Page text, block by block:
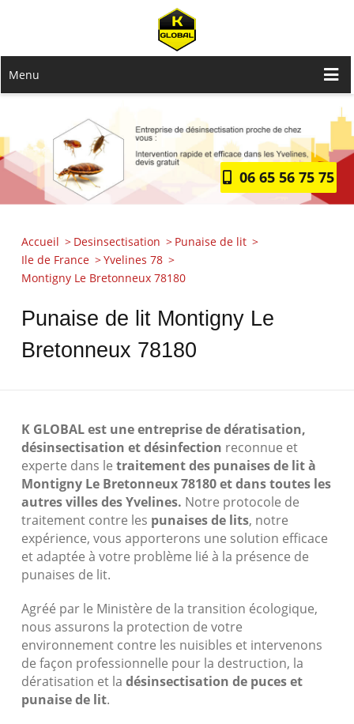
Menu
06 65 56 75 75
Accueil Desinsectisation
Punaise de lit
Ile de France
Yvelines 78
Montigny Le Bretonneux 78180
Punaise de lit Montigny Le
Bretonneux 78180
K GLOBAL est une entreprise de dératisation,
désinsectisation et désinfection reconnue et
experte dans le traitement des punaises de lit à
Montigny Le Bretonneux 78180et dans toutes les
autres villes des Yvelines. Notre protocole de
traitement contre les punaises de lits, notre
expérience, vous apporterons une solution efficace
et adaptée à votre problème lié à la présence de
punaises de lit.
Agréé par le Ministère de la transition écologique,
nous assurons la protection de votre
environnement contre les nuisibles et intervenons
de façon professionnelle pour la destruction, la
dératisation et la désinsectisation de puces et
punaise de lit.